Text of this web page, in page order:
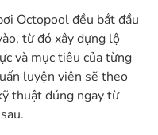
Octopool đều bắt đầu
từ đó xây dựng lộ
và mục tiêu của từng
luyện viên sẽ theo
thuật đúng ngay từ